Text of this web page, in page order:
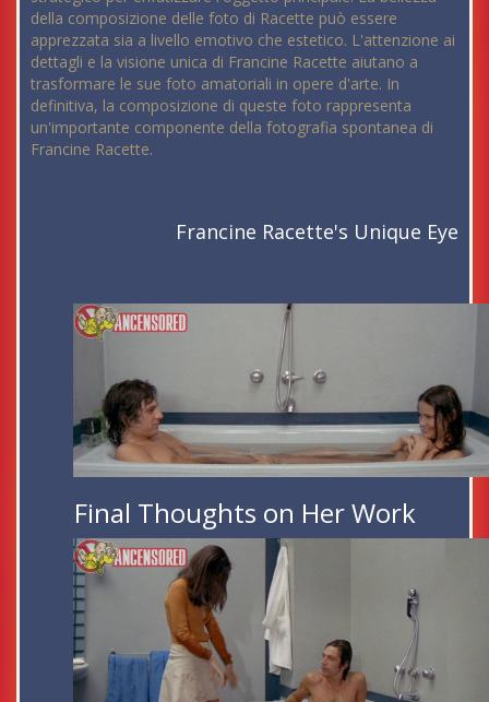
della composizione delle foto di Racette può essere
apprezzata sia a livello emotivo che estetico. L'attenzione ai
dettagli e la visione unica di Francine Racette aiutano a
trasformare le sue foto amatoriali in opere d'arte. In
definitiva, la composizione di queste foto rappresenta
un'importante componente della fotografia spontanea di
Francine Racette.
Francine Racette's Unique Eye
Final Thoughts on Her Work